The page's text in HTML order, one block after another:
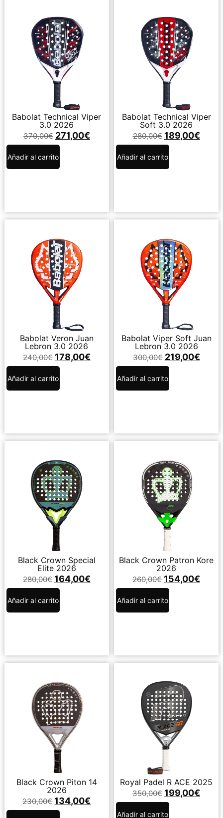
Babolat Technical Viper
3.0 2026
370,00€ 271,00€
Añadir al carrito
Babolat Technical Viper
Soft 3.0 2026
280,00€ 189,00€
Añadir al carrito
Babolat Veron Juan
Lebron 3.0 2026
240,00€ 178,00€
Añadir al carrito
Babolat Viper Soft Juan
Lebron 3.0 2026
300,00€ 219,00€
Añadir al carrito
Black Crown Special
Elite 2026
280,00€ 164,00€
Añadir al carrito
Black Crown Patron Kore
2026
260,00€ 154,00€
Añadir al carrito
Black Crown Piton 14
2026
230,00€ 134,00€
Royal Padel R ACE 2025
350,00€ 199,00€
Añadir al carrito